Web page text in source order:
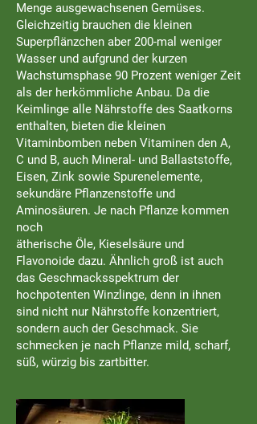
Menge ausgewachsenen Gemüses.
Gleichzeitig brauchen die kleinen
Superpflänzchen aber 200-mal weniger
Wasser und aufgrund der kurzen
Wachstumsphase 90 Prozent weniger Zeit
als der herkömmliche Anbau. Da die
Keimlinge alle Nährstoffe des Saatkorns
enthalten, bieten die kleinen
Vitaminbomben neben Vitaminen den A,
C und B, auch Mineral- und Ballaststoffe,
Eisen, Zink sowie Spurenelemente,
sekundäre Pflanzenstoffe und
Aminosäuren. Je nach Pflanze kommen
noch
ätherische Öle, Kieselsäure und
Flavonoide dazu. Ähnlich groß ist auch
das Geschmacksspektrum der
hochpotenten Winzlinge, denn in ihnen
sind nicht nur Nährstoffe konzentriert,
sondern auch der Geschmack. Sie
schmecken je nach Pflanze mild, scharf,
süß, würzig bis zartbitter.